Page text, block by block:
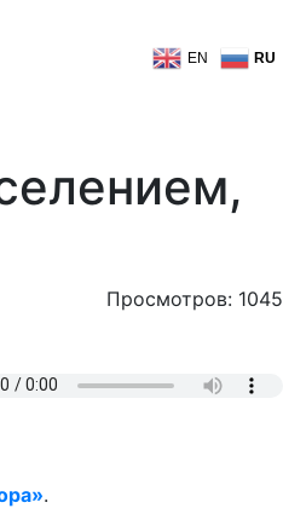
EN RU
Просмотров: 1045
.